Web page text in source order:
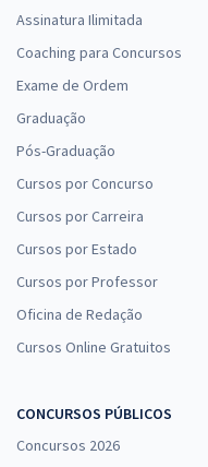
Assinatura Ilimitada
Coaching para Concursos
Exame de Ordem
Graduação
Pós-Graduação
Cursos por Concurso
Cursos por Carreira
Cursos por Estado
Cursos por Professor
Oficina de Redação
Cursos Online Gratuitos
CONCURSOS PÚBLICOS
Concursos 2026